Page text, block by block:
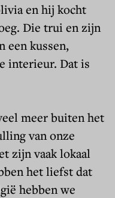
en hij kocht
Die trui en zijn
een kussen,
interieur. Dat is
meer buiten het
van onze
zijn vaak lokaal
het liefst dat
hebben we